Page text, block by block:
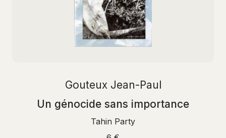
Gouteux Jean-Paul
Un génocide sans importance
Tahin Party